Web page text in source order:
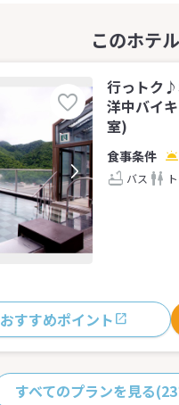
行っトク♪
洋中バイ
室)
バス
おすすめポイント
すべてのプランを見る